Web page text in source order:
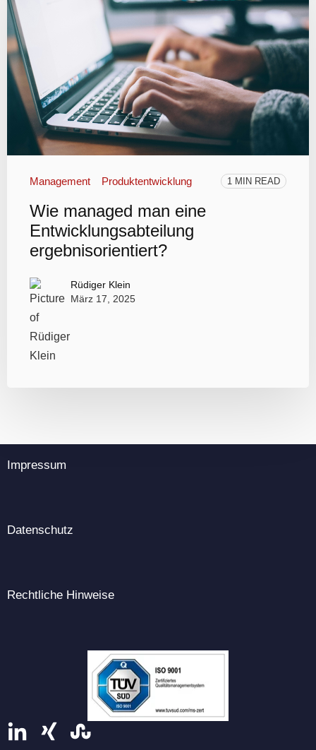
Management Produktentwicklung 1 MIN READ
Wie managed man eine
Entwicklungsabteilung
ergebnisorientiert?
Rüdiger Klein
März 17, 2025
Impressum
Datenschutz
Rechtliche Hinweise